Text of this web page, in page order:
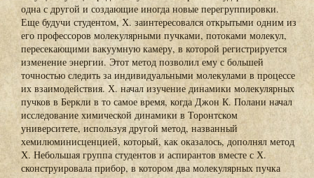
одна с другой и создающие иногда новые перегруппировки.
Еще будучи студентом, Х. заинтересовался открытыми одним из
его профессоров молекулярными пучками, потоками молекул,
пересекающими вакуумную камеру, в которой регистрируется
изменение энергии. Этот метод позволил ему с большей
точностью следить за индивидуальными молекулами в процессе
их взаимодействия. Х. начал изучение динамики молекулярных
пучков в Беркли в то самое время, когда Джон К. Полани начал
исследование химической динамики в Торонтском
университете, используя другой метод, названный
хемилюминисценцией, который, как оказалось, дополнял метод
Х. Небольшая группа студентов и аспирантов вместе с Х.
сконструировала прибор, в котором два молекулярных пучка